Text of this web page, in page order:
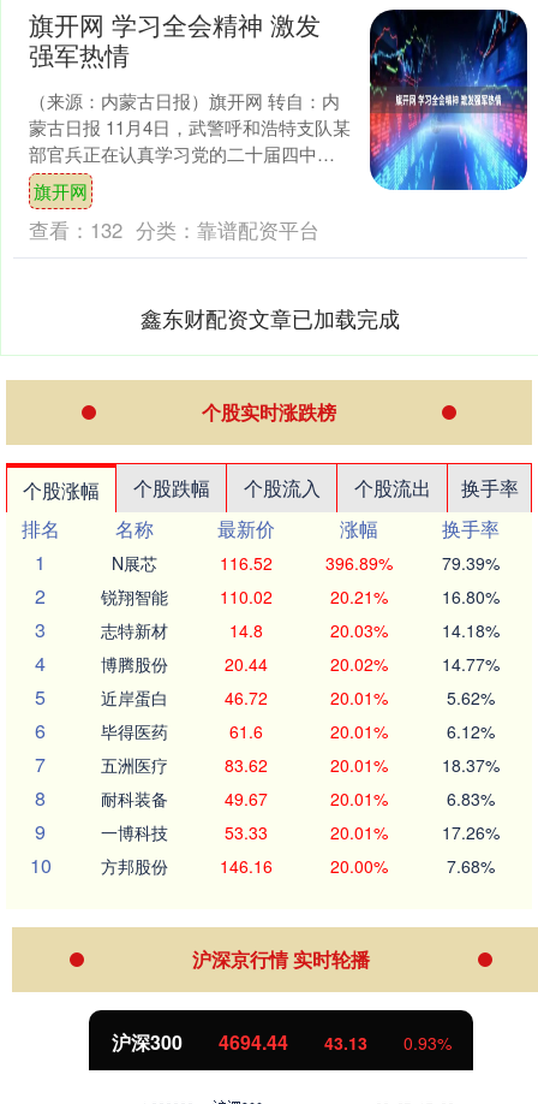
旗开网 学习全会精神 激发
强军热情
（来源：内蒙古日报）旗开网 转自：内
蒙古日报 11月4日，武警呼和浩特支队某
部官兵正在认真学习党的二十届四中全
会精神。为推动学习贯彻党的二十届四
中全会精神走深走....
旗开网
查看： 132 分类： 靠谱配资平台
鑫东财配资文章已加载完成
个股实时涨跌榜
个股涨幅 个股跌幅 个股流入 个股流出
换手率
排名
名称 最新价 涨幅
换手率
1
N展芯 116.52 396.89% 79.39%
2 锐翔智能 110.02 20.21% 16.80%
3 志特新材 14.8 20.03% 14.18%
4 博腾股份 20.44 20.02% 14.77%
5 近岸蛋白 46.72 20.01% 5.62%
6 毕得医药 61.6 20.01% 6.12%
7 五洲医疗 83.62 20.01% 18.37%
8 耐科装备 49.67 20.01% 6.83%
9 一博科技 53.33 20.01% 17.26%
10 方邦股份 146.16 20.00% 7.68%
沪深京行情 实时轮播
沪深300 4694.44 43.13 0.93%